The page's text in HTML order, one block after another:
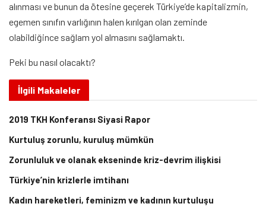
alınması ve bunun da ötesine geçerek Türkiye’de kapitalizmin,
egemen sınıfın varlığının halen kırılgan olan zeminde
olabildiğince sağlam yol almasını sağlamaktı.
Peki bu nasıl olacaktı?
İlgili Makaleler
2019 TKH Konferansı Siyasi Rapor
Kurtuluş zorunlu, kuruluş mümkün
Zorunluluk ve olanak ekseninde kriz-devrim ilişkisi
Türkiye’nin krizlerle imtihanı
Kadın hareketleri, feminizm ve kadının kurtuluşu